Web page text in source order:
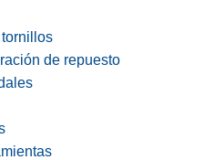
tornillos
de repuesto